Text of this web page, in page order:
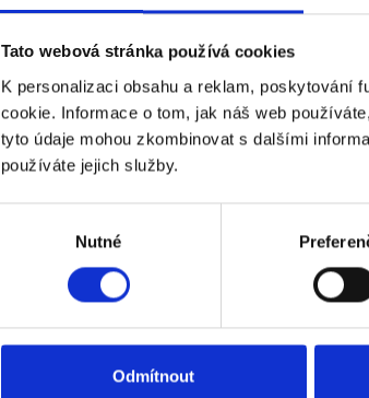
Tato webová stránka používá cookies
K personalizaci obsahu a reklam, poskytování
cookie. Informace o tom, jak náš web
tyto údaje mohou zkombinovat s dalšími
používáte jejich služby.
Nutné
Odmítnout
RT-250IR - Sentio